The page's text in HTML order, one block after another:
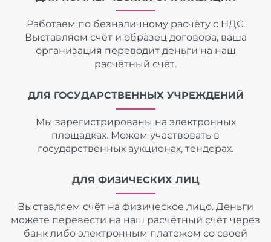
Работаем по безналичному расчёту с НДС.
Выставляем счёт и образец договора, ваша
организация переводит деньги на наш
расчётный счёт.
ДЛЯ ГОСУДАРСТВЕННЫХ УЧРЕЖДЕНИЙ
Мы зарегистрированы на электронных
площадках. Можем участвовать в
государственных аукционах, тендерах.
ДЛЯ ФИЗИЧЕСКИХ ЛИЦ
Выставляем счёт на физическое лицо. Деньги
можете перевести на наш расчётный счёт через
банк либо электронным платежом со своей